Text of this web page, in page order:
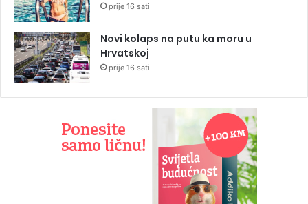
prije 16 sati
Novi kolaps na putu ka moru u
Hrvatskoj
prije 16 sati